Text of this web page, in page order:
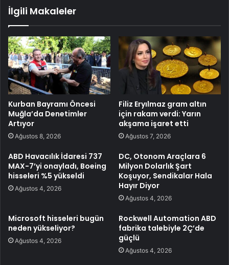
İlgili Makaleler
Kurban Bayramı Öncesi
Muğla’da Denetimler
Artıyor
Ağustos 8, 2026
Filiz Eryılmaz gram altın
için rakam verdi: Yarın
akşama işaret etti
Ağustos 7, 2026
ABD Havacılık İdaresi 737
MAX-7’yi onayladı, Boeing
hisseleri %5 yükseldi
Ağustos 4, 2026
DC, Otonom Araçlara 6
Milyon Dolarlık Şart
Koşuyor, Sendikalar Hala
Hayır Diyor
Ağustos 4, 2026
Microsoft hisseleri bugün
neden yükseliyor?
Ağustos 4, 2026
Rockwell Automation ABD
fabrika talebiyle 2Ç’de
güçlü
Ağustos 4, 2026